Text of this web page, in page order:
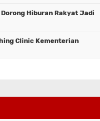
Hiburan Rakyat Jadi
Clinic Kementerian